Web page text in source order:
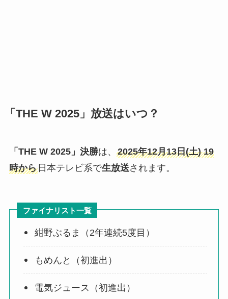
「THE W 2025」放送はいつ？
「THE W 2025」決勝は、 2025年12月13日(土) 19
時から日本テレビ系で生放送されます。
ファイナリスト一覧
紺野ぶるま（2年連続5度目）
もめんと（初進出）
電気ジュース（初進出）